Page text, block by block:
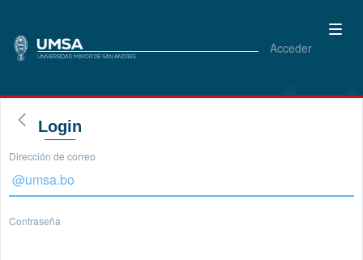
Acceder
Login
Dirección de correo
Contraseña